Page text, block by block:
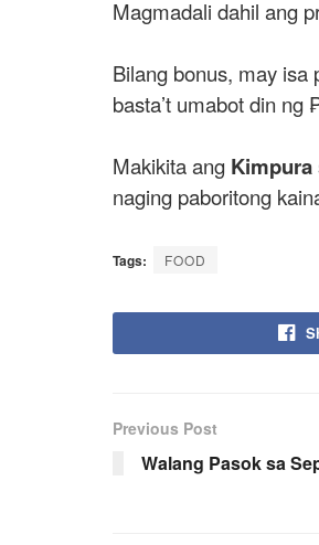
Magmadali dahil ang
Bilang bonus, may isa
basta’t umabot din ng
Makikita ang Kimpura
naging paboritong
Tags: FOOD
Previous Post
Walang Pasok sa